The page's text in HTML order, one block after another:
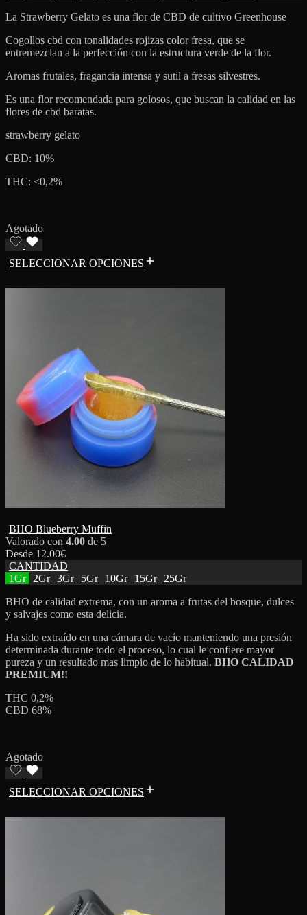
La Strawberry Gelato es una flor de CBD de cultivo Greenhouse
Cogollos cbd con tonalidades rojizas color fresa, que se
entremezclan a la perfección con la estructura verde de la flor.
Aromas frutales, fragancia intensa y sutil a fresas silvestres.
Es una flor recomendada para golosos, que buscan la calidad en las
flores de cbd baratas.
strawberry gelato
CBD: 10%
THC: <0,2%
Agotado
SELECCIONAR OPCIONES
BHO Blueberry Muffin
Valorado con 4.00 de 5
Desde 12.00€
CANTIDAD
1Gr
2Gr 3Gr 5Gr 10Gr 15Gr
25Gr
BHO de calidad extrema, con un aroma a frutas del bosque, dulces
y salvajes como esta delicia.
Ha sido extraído en una cámara de vacío manteniendo una presión
determinada durante todo el proceso, lo cual le confiere mayor
pureza y un resultado mas limpio de lo habitual. BHO CALIDAD
PREMIUM!!
THC 0,2%
CBD 68%
Agotado
SELECCIONAR OPCIONES